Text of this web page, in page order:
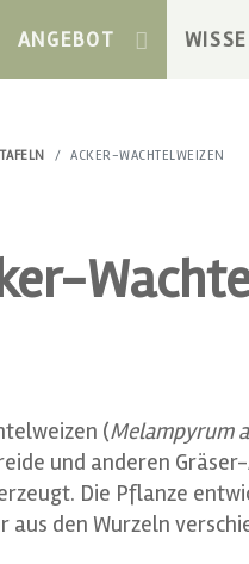
ANGEBOT
ACKER-WACHTELWEIZEN
(Melampyrum
und anderen
Die Pflanze
aus den Wurzeln